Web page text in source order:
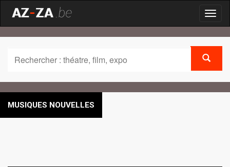
MUSIQUES NOUVELLES